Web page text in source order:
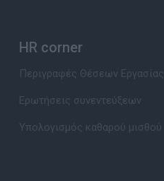
HR corner
Περιγραφές Θέσεων Εργασίας
Ερωτήσεις συνεντεύξεων
Υπολογισμός καθαρού μισθού